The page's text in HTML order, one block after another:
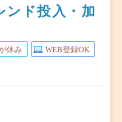
ンド投入・加
休み WEB登録OK